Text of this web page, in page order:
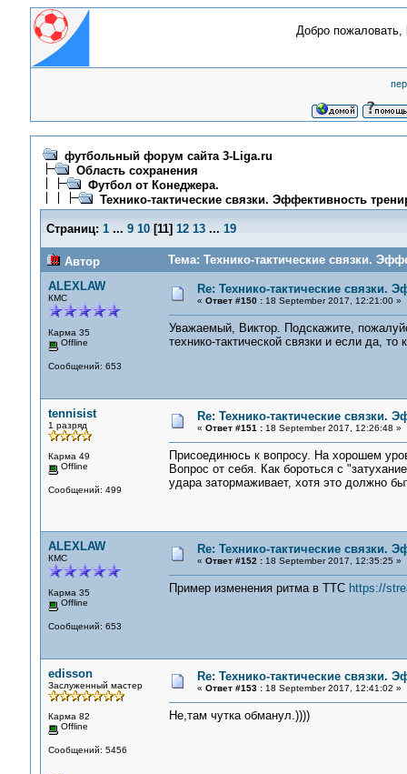
Добро пожаловать,
футбольный форум сайта 3-Liga.ru
Область сохранения
Футбол от Конеджера.
Технико-тактические связки. Эффективность
Страниц: 1 ... 9 10[11] 12 13 ... 19
Автор
Тема: Технико-тактические связки.
ALEXLAW
КМС
Карма 35
Offline
Сообщений: 653
Re: Технико-тактические связки.
« Ответ #150 :18 September 2017, 12:21:00 »
Уважаемый, Виктор. Подскажите,
технико-тактической связки и если да, то
tennisist
1 разряд
Карма 49
Offline
Сообщений: 499
Re: Технико-тактические связки.
« Ответ #151 :18 September 2017, 12:26:48 »
Присоединюсь к вопросу. На хорошем
Вопрос от себя. Как бороться с
удара затормаживает, хотя это должно
ALEXLAW
КМС
Карма 35
Offline
Сообщений: 653
Re: Технико-тактические связки.
« Ответ #152 :18 September 2017, 12:35:25 »
Пример изменения ритма в ТТС https://
edisson
Заслуженный мастер
Карма 82
Offline
Сообщений: 5456
Re: Технико-тактические связки.
« Ответ #153 :18 September 2017, 12:41:02 »
Не,там чутка обманул.))))